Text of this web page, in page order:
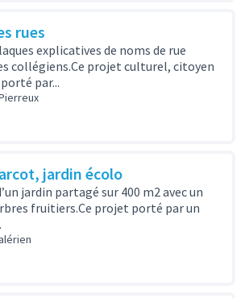
rues
explicatives de noms de rue
collégiens.Ce projet culturel, citoyen
par...
jardin écolo
jardin partagé sur 400 m2 avec un
fruitiers.Ce projet porté par un